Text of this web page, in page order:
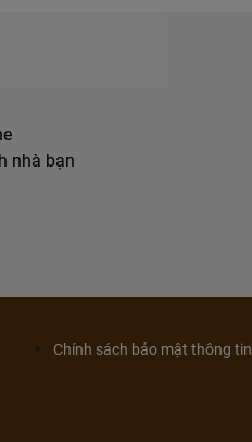
nhà bạn
Chính sách bảo mật thông tin